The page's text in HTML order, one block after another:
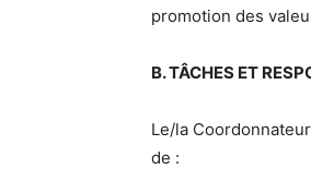
promotion des
B. TÂCHES ET
Le/la
de :